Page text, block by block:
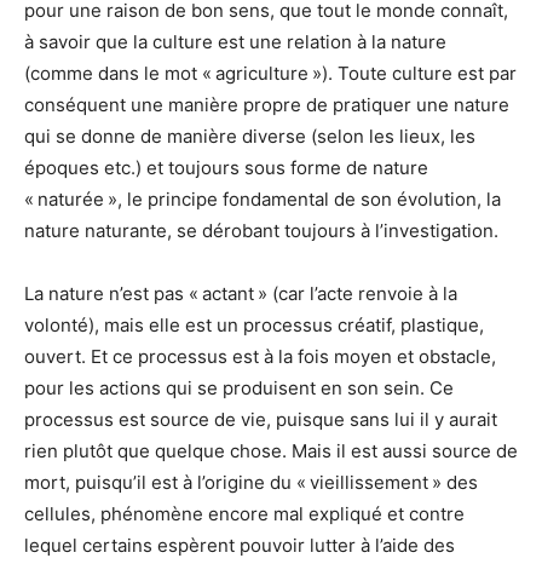
pour une raison de bon sens, que tout le monde connaît,
à savoir que la culture est une relation à la nature
(comme dans le mot « agriculture »). Toute culture est par
conséquent une manière propre de pratiquer une nature
qui se donne de manière diverse (selon les lieux, les
époques etc.) et toujours sous forme de nature
« naturée », le principe fondamental de son évolution, la
nature naturante, se dérobant toujours à l’investigation.
La nature n’est pas « actant » (car l’acte renvoie à la
volonté), mais elle est un processus créatif, plastique,
ouvert. Et ce processus est à la fois moyen et obstacle,
pour les actions qui se produisent en son sein. Ce
processus est source de vie, puisque sans lui il y aurait
rien plutôt que quelque chose. Mais il est aussi source de
mort, puisqu’il est à l’origine du « vieillissement » des
cellules, phénomène encore mal expliqué et contre
lequel certains espèrent pouvoir lutter à l’aide des